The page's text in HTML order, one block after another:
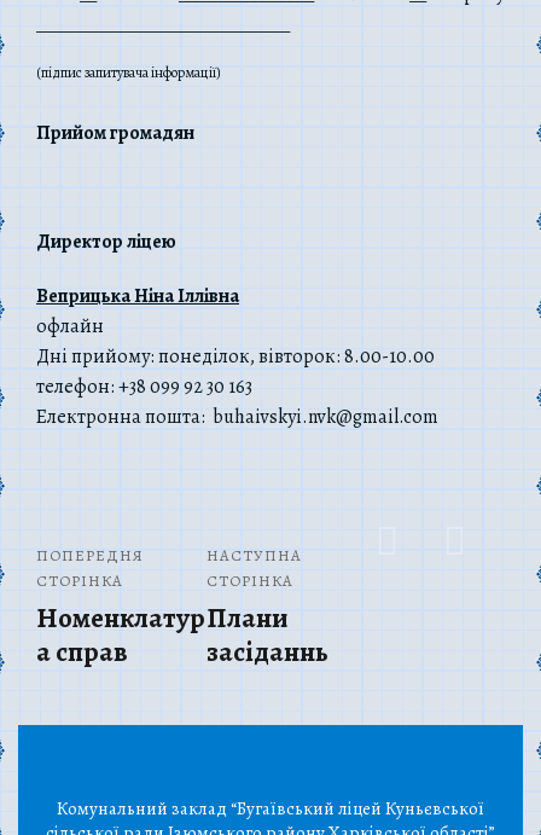
(підпис запитувача інформації)
Прийом громадян
Директор ліцею
Веприцька Ніна Іллівна
офлайн
Дні прийому: понеділок, вівторок: 8.00-10.00
телефон: +38 099 92 30 163
Електронна пошта: buhaivskyi.nvk@gmail.com
ПОПЕРЕДНЯ
СТОРІНКА
Номенклатур
а справ
НАСТУПНА
СТОРІНКА
Плани
засіданнь
Комунальний заклад “Бугаївський ліцей Куньєвської